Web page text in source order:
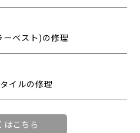
ベスト)の修理
イルの修理
はこちら